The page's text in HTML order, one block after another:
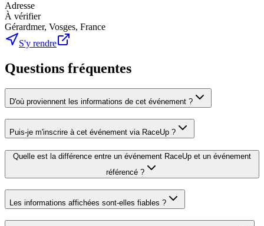
Adresse
À vérifier
Gérardmer, Vosges, France
S'y rendre
Questions fréquentes
D'où proviennent les informations de cet événement ?
Puis-je m'inscrire à cet événement via RaceUp ?
Quelle est la différence entre un événement RaceUp et un événement
référencé ?
Les informations affichées sont-elles fiables ?